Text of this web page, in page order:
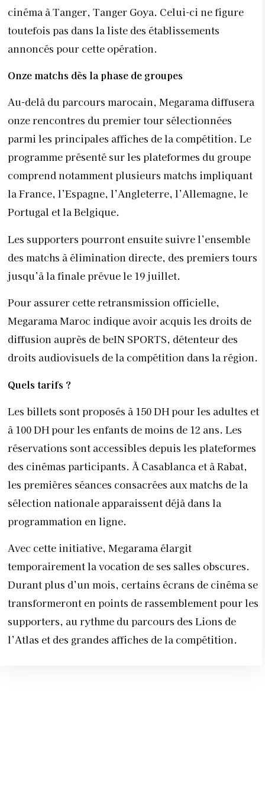
cinéma à Tanger, Tanger Goya. Celui-ci ne figure
toutefois pas dans la liste des établissements
annoncés pour cette opération.
Onze matchs dès la phase de groupes
Au-delà du parcours marocain, Megarama diffusera
onze rencontres du premier tour sélectionnées
parmi les principales affiches de la compétition. Le
programme présenté sur les plateformes du groupe
comprend notamment plusieurs matchs impliquant
la France, l’Espagne, l’Angleterre, l’Allemagne, le
Portugal et la Belgique.
Les supporters pourront ensuite suivre l’ensemble
des matchs à élimination directe, des premiers tours
jusqu’à la finale prévue le 19 juillet.
Pour assurer cette retransmission officielle,
Megarama Maroc indique avoir acquis les droits de
diffusion auprès de beIN SPORTS, détenteur des
droits audiovisuels de la compétition dans la région.
Quels tarifs ?
Les billets sont proposés à 150 DH pour les adultes et
à 100 DH pour les enfants de moins de 12 ans. Les
réservations sont accessibles depuis les plateformes
des cinémas participants. À Casablanca et à Rabat,
les premières séances consacrées aux matchs de la
sélection nationale apparaissent déjà dans la
programmation en ligne.
Avec cette initiative, Megarama élargit
temporairement la vocation de ses salles obscures.
Durant plus d’un mois, certains écrans de cinéma se
transformeront en points de rassemblement pour les
supporters, au rythme du parcours des Lions de
l’Atlas et des grandes affiches de la compétition.